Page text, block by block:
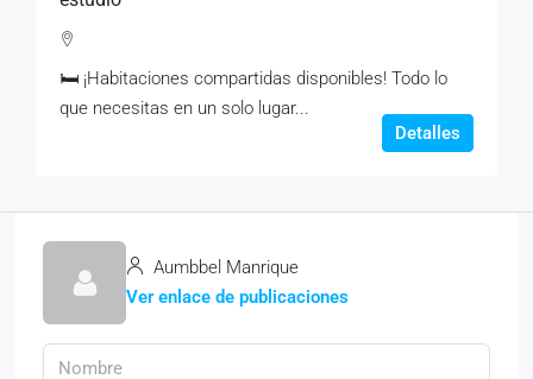
🛏️ ¡Habitaciones compartidas disponibles! Todo lo
que necesitas en un solo lugar...
Detalles
Aumbbel Manrique
Ver enlace de publicaciones